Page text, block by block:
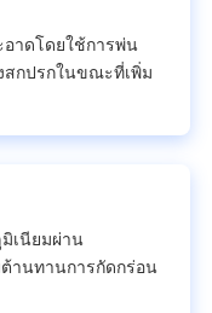
าดโดยใช้การพ่น
กปรกในขณะที่เพิ่ม
เนียมผ่าน
านทานการกัดกร่อน